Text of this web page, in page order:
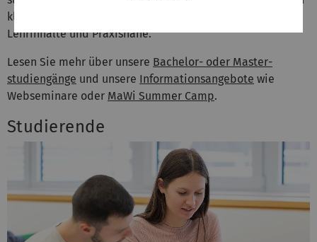
kleinen Gruppen, persönliche Betreuung, moderne
Lehrinhalte und Praxisnähe.
Lesen Sie mehr über unsere Bachelor- oder Master­
studien­gänge und unsere Informations­angebote wie
Webseminare oder MaWi Summer Camp.
Studierende